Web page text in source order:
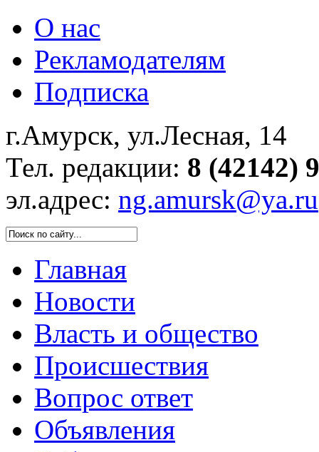
О нас
Рекламодателям
Подписка
г.Амурск, ул.Лесная, 14
Тел. редакции: 8 (42142)
эл.адрес: ng.amursk@ya.ru
Главная
Новости
Власть и общество
Происшествия
Вопрос ответ
Объявления